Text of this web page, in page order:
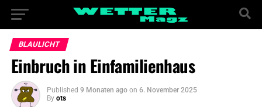
BLAULICHT
Einbruch in Einfamilienhaus
Published 9 Monaten ago on 6. November 2025
By ots